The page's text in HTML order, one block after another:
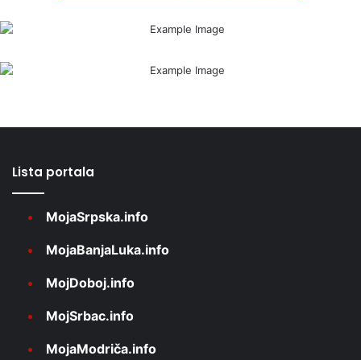
Lista portala
MojaSrpska.info
MojaBanjaLuka.info
MojDoboj.info
MojSrbac.info
MojaModriča.info